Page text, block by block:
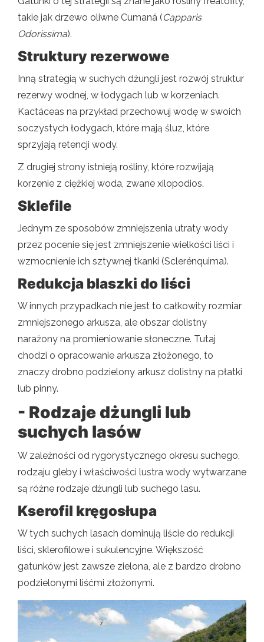
takie jak drzewo oliwne Cumaná (Capparis
Odorissima).
Struktury rezerwowe
Inną strategią w suchych dżungli jest rozwój struktur
rezerwy wodnej, w łodygach lub w korzeniach.
Kactáceas na przykład przechowuj wodę w swoich
soczystych łodygach, które mają śluz, które
sprzyjają retencji wody.
Z drugiej strony istnieją rośliny, które rozwijają
korzenie z ciężkiej woda, zwane xilopodios.
Sklefile
Jednym ze sposobów zmniejszenia utraty wody
przez pocenie się jest zmniejszenie wielkości liści i
wzmocnienie ich sztywnej tkanki (Sclerénquima).
Redukcja blaszki do liści
W innych przypadkach nie jest to całkowity rozmiar
zmniejszonego arkusza, ale obszar dolistny
narażony na promieniowanie słoneczne. Tutaj
chodzi o opracowanie arkusza złożonego, to
znaczy drobno podzielony arkusz dolistny na płatki
lub pinny.
- Rodzaje dżungli lub
suchych lasów
W zależności od rygorystycznego okresu suchego,
rodzaju gleby i właściwości lustra wody wytwarzane
są różne rodzaje dżungli lub suchego lasu.
Kserofil kręgosłupa
W tych suchych lasach dominują liście do redukcji
liści, sklerofilowe i sukulencyjne. Większość
gatunków jest zawsze zielona, ​​ale z bardzo drobno
podzielonymi liśćmi złożonymi.